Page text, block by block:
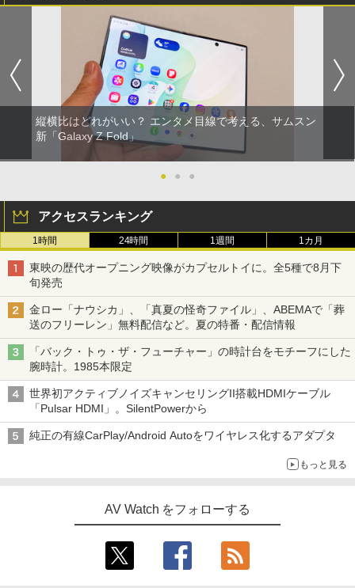
縦横比はどれがいい？ エンタメ目線で考える、サムスン
新「Galaxy Z Fold」
● ● ●
アクセスランキング
1時間 24時間 1週間 1カ月
東映の歴代オープニング映像がカプセルトイに。全5種で8月下
旬発売
金ロー「ナウシカ」、「真夏の怪奇ファイル」、ABEMAで「葬
送のフリーレン」無料配信など。夏の特番・配信情報
「バック・トゥ・ザ・フューチャー」の時計台をモチーフにした
腕時計。1985本限定
世界初アクティブノイズキャンセリングII搭載HDMIケーブル
「Pulsar HDMI」。SilentPowerから
純正の有線CarPlay/Android Autoをワイヤレス化するアダプタ
もっと見る
AV Watch をフォローする